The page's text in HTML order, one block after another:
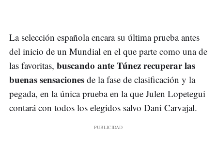
La selección española encara su última prueba antes
del inicio de un Mundial en el que parte como una de
las favoritas, buscando ante Túnez recuperar las
buenas sensaciones de la fase de clasificación y la
pegada, en la única prueba en la que Julen Lopetegui
contará con todos los elegidos salvo Dani Carvajal.